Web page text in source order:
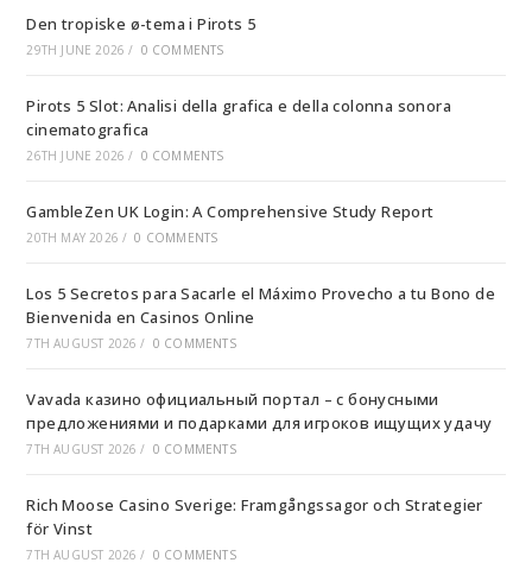
Den tropiske ø-tema i Pirots 5
29TH JUNE 2026 / 0 COMMENTS
Pirots 5 Slot: Analisi della grafica e della colonna sonora
cinematografica
26TH JUNE 2026 / 0 COMMENTS
GambleZen UK Login: A Comprehensive Study Report
20TH MAY 2026 / 0 COMMENTS
Los 5 Secretos para Sacarle el Máximo Provecho a tu Bono de
Bienvenida en Casinos Online
7TH AUGUST 2026 / 0 COMMENTS
Vavada казино официальный портал – с бонусными
предложениями и подарками для игроков ищущих удачу
7TH AUGUST 2026 / 0 COMMENTS
Rich Moose Casino Sverige: Framgångssagor och Strategier
för Vinst
7TH AUGUST 2026 / 0 COMMENTS